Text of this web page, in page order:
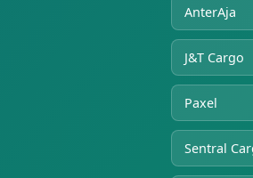
AnterAja
J&T Cargo
Paxel
Sentral